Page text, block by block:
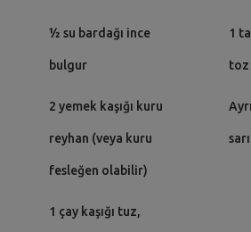
½ su bardağı ince
bulgur
2 yemek kaşığı kuru
reyhan (veya kuru
fesleğen olabilir)
1 çay kaşığı tuz,
1
toz